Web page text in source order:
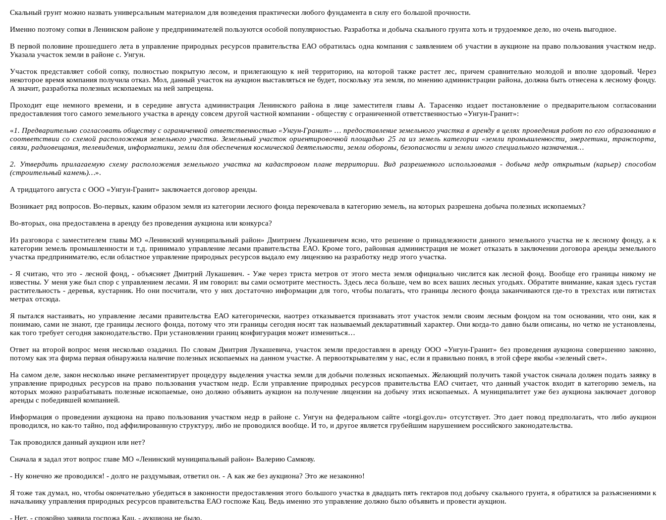
Скальный грунт можно назвать универсальным материалом для возведения практически любого фундамента в силу его большой прочности.
Именно поэтому сопки в Ленинском районе у предпринимателей пользуются особой популярностью. Разработка и добыча скального грунта хоть и трудоемкое дело, но очень выгодное.
В первой половине прошедшего лета в управление природных ресурсов правительства ЕАО обратилась одна компания с заявлением об участии в аукционе на право пользования участком недр.
Указала участок земли в районе с. Унгун.
Участок представляет собой сопку, полностью покрытую лесом, и прилегающую к ней территорию, на которой также растет лес, причем сравнительно молодой и вполне здоровый. Через
некоторое время компания получила отказ. Мол, данный участок на аукцион выставляться не будет, поскольку эта земля, по мнению администрации района, должна быть отнесена к лесному фонду.
А значит, разработка полезных ископаемых на ней запрещена.
Проходит еще немного времени, и в середине августа администрация Ленинского района в лице заместителя главы А. Тарасенко издает постановление о предварительном согласовании
предоставления того самого земельного участка в аренду совсем другой частной компании - обществу с ограниченной ответственностью «Унгун-Гранит»:
«1. Предварительно согласовать обществу с ограниченной ответственностью «Унгун-Гранит» … предоставление земельного участка в аренду в целях проведения работ по его образованию в
соответствии со схемой расположения земельного участка. Земельный участок ориентировочной площадью 25 га из земель категории «земли промышленности, энергетики, транспорта,
связи, радиовещания, телевидения, информатики, земли для обеспечения космической деятельности, земли обороны, безопасности и земли иного специального назначения…
2. Утвердить прилагаемую схему расположения земельного участка на кадастровом плане территории. Вид разрешенного использования - добыча недр открытым (карьер) способом
(строительный камень)…».
А тридцатого августа с ООО «Унгун-Гранит» заключается договор аренды.
Возникает ряд вопросов. Во-первых, каким образом земля из категории лесного фонда перекочевала в категорию земель, на которых разрешена добыча полезных ископаемых?
Во-вторых, она предоставлена в аренду без проведения аукциона или конкурса?
Из разговора с заместителем главы МО «Ленинский муниципальный район» Дмитрием Лукашевичем ясно, что решение о принадлежности данного земельного участка не к лесному фонду, а к
категории земель промышленности и т.д. принимало управление лесами правительства ЕАО. Кроме того, районная администрация не может отказать в заключении договора аренды земельного
участка предпринимателю, если областное управление природных ресурсов выдало ему лицензию на разработку недр этого участка.
- Я считаю, что это - лесной фонд, - объясняет Дмитрий Лукашевич. - Уже через триста метров от этого места земля официально числится как лесной фонд. Вообще его границы никому не
известны. У меня уже был спор с управлением лесами. Я им говорил: вы сами осмотрите местность. Здесь леса больше, чем во всех ваших лесных угодьях. Обратите внимание, какая здесь густая
растительность - деревья, кустарник. Но они посчитали, что у них достаточно информации для того, чтобы полагать, что границы лесного фонда заканчиваются где-то в трехстах или пятистах
метрах отсюда.
Я пытался настаивать, но управление лесами правительства ЕАО категорически, наотрез отказывается признавать этот участок земли своим лесным фондом на том основании, что они, как я
понимаю, сами не знают, где границы лесного фонда, потому что эти границы сегодня носят так называемый декларативный характер. Они когда-то давно были описаны, но четко не установлены,
как того требует сегодня законодательство. При установлении границ конфигурация может измениться…
Ответ на второй вопрос меня несколько озадачил. По словам Дмитрия Лукашевича, участок земли предоставлен в аренду ООО «Унгун-Гранит» без проведения аукциона совершенно законно,
потому как эта фирма первая обнаружила наличие полезных ископаемых на данном участке. А первооткрывателям у нас, если я правильно понял, в этой сфере якобы «зеленый свет».
На самом деле, закон несколько иначе регламентирует процедуру выделения участка земли для добычи полезных ископаемых. Желающий получить такой участок сначала должен подать заявку в
управление природных ресурсов на право пользования участком недр. Если управление природных ресурсов правительства ЕАО считает, что данный участок входит в категорию земель, на
которых можно разрабатывать полезные ископаемые, оно должно объявить аукцион на получение лицензии на добычу этих ископаемых. А муниципалитет уже без аукциона заключает договор
аренды с победившей компанией.
Информация о проведении аукциона на право пользования участком недр в районе с. Унгун на федеральном сайте «torgi.gov.ru» отсутствует. Это дает повод предполагать, что либо аукцион
проводился, но как-то тайно, под аффилированную структуру, либо не проводился вообще. И то, и другое является грубейшим нарушением российского законодательства.
Так проводился данный аукцион или нет?
Сначала я задал этот вопрос главе МО «Ленинский муниципальный район» Валерию Самкову.
- Ну конечно же проводился! - долго не раздумывая, ответил он. - А как же без аукциона? Это же незаконно!
Я тоже так думал, но, чтобы окончательно убедиться в законности предоставления этого большого участка в двадцать пять гектаров под добычу скального грунта, я обратился за разъяснениями к
начальнику управления природных ресурсов правительства ЕАО госпоже Кац. Ведь именно это управление должно было объявить и провести аукцион.
- Нет, - спокойно заявила госпожа Кац, - аукциона не было.